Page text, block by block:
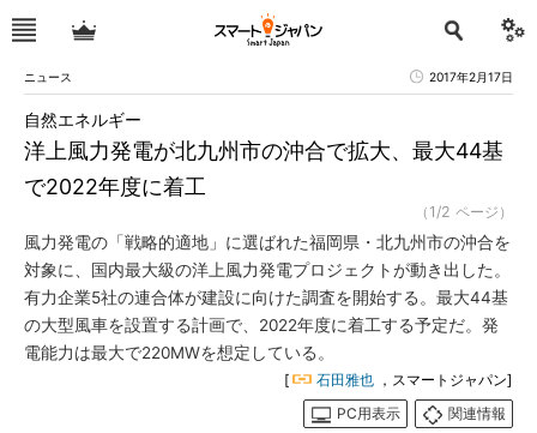
ニュース 2017年2月17日
洋上風力発電が北九州市の沖合で拡大、最大44基
で2022年度に着工
自然エネルギー
（1/2 ページ）
風力発電の「戦略的適地」に選ばれた福岡県・北九州市の沖合を
対象に、国内最大級の洋上風力発電プロジェクトが動き出した。
有力企業5社の連合体が建設に向けた調査を開始する。最大44基
の大型風車を設置する計画で、2022年度に着工する予定だ。発
電能力は最大で220MWを想定している。
[ 石田雅也 ，スマートジャパン]
PC用表示
関連情報